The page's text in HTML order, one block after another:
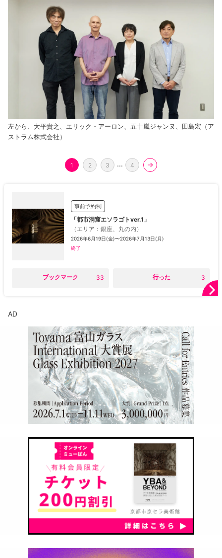
左から、大平貴之、エリック・アーロン、五十嵐ジャンヌ、田島宏（ア
ストラム株式会社）
1 2 3 ... 4
事前予約制
「都市洞窟エソラゴトver.1」
（ エリア ：銀座、丸の内 ）
2026年6月19日(金)〜2026年7月13日(月)
終了
ブックマーク 33 行った 3
AD